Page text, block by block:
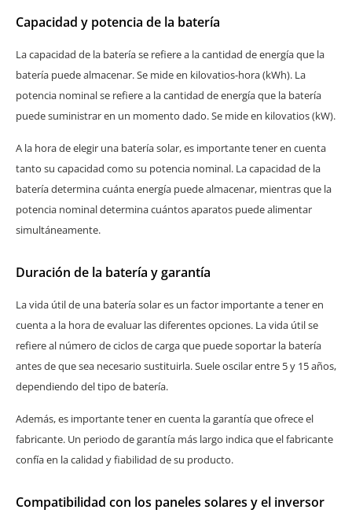
Capacidad y potencia de la batería
La capacidad de la batería se refiere a la cantidad de energía que la
batería puede almacenar. Se mide en kilovatios-hora (kWh). La
potencia nominal se refiere a la cantidad de energía que la batería
puede suministrar en un momento dado. Se mide en kilovatios (kW).
A la hora de elegir una batería solar, es importante tener en cuenta
tanto su capacidad como su potencia nominal. La capacidad de la
batería determina cuánta energía puede almacenar, mientras que la
potencia nominal determina cuántos aparatos puede alimentar
simultáneamente.
Duración de la batería y garantía
La vida útil de una batería solar es un factor importante a tener en
cuenta a la hora de evaluar las diferentes opciones. La vida útil se
refiere al número de ciclos de carga que puede soportar la batería
antes de que sea necesario sustituirla. Suele oscilar entre 5 y 15 años,
dependiendo del tipo de batería.
Además, es importante tener en cuenta la garantía que ofrece el
fabricante. Un periodo de garantía más largo indica que el fabricante
confía en la calidad y fiabilidad de su producto.
Compatibilidad con los paneles solares y el inversor